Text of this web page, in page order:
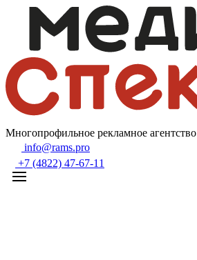
Многопрофильное рекламное агентство
info@rams.pro
+7 (4822) 47-67-11